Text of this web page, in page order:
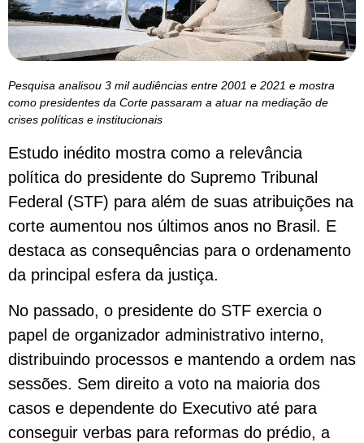
Pesquisa analisou 3 mil audiências entre 2001 e 2021 e mostra
como presidentes da Corte passaram a atuar na mediação de
crises políticas e institucionais
Estudo inédito mostra como a relevância
política do presidente do Supremo Tribunal
Federal (STF) para além de suas atribuições na
corte aumentou nos últimos anos no Brasil. E
destaca as consequências para o ordenamento
da principal esfera da justiça.
No passado, o presidente do STF exercia o
papel de organizador administrativo interno,
distribuindo processos e mantendo a ordem nas
sessões. Sem direito a voto na maioria dos
casos e dependente do Executivo até para
conseguir verbas para reformas do prédio, a